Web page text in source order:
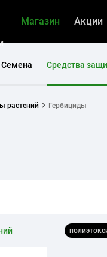
Магазин Акции
Семена Средства
растений Гербициды